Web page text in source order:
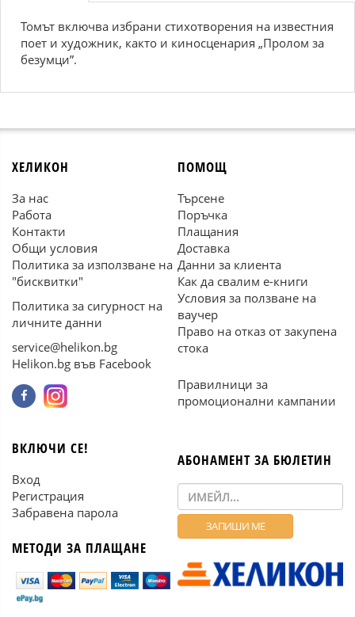
Томът включва избрани стихотворения на известния
поет и художник, както и киносценария „Пролом за
безумци”.
ХЕЛИКОН
За нас
Работа
Контакти
Общи условия
Политика за използване на
"бисквитки"
Политика за сигурност на
личните данни
service@helikon.bg
Helikon.bg във Facebook
ПОМОЩ
Търсене
Поръчка
Плащания
Доставка
Данни за клиента
Как да свалим е-книги
Условия за ползване на
ваучер
Право на отказ от закупена
стока
Правилници за
промоционални кампании
ВКЛЮЧИ СЕ!
Вход
Регистрация
Забравена парола
МЕТОДИ ЗА ПЛАЩАНЕ
АБОНАМЕНТ ЗА БЮЛЕТИН